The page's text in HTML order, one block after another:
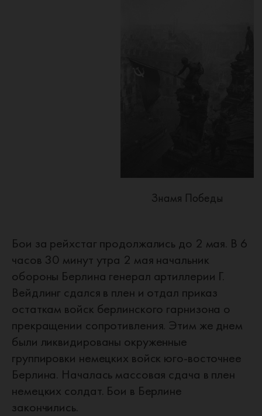
Знамя Победы
Бои за рейхстаг продолжались до 2 мая. В 6
часов 30 минут утра 2 мая начальник
обороны Берлина генерал артиллерии Г.
Вейдлинг сдался в плен и отдал приказ
остаткам войск берлинского гарнизона о
прекращении сопротивления. Этим же днем
были ликвидированы окруженные
группировки немецких войск юго-восточнее
Берлина. Началась массовая сдача в плен
немецких солдат. Бои в Берлине
закончились.